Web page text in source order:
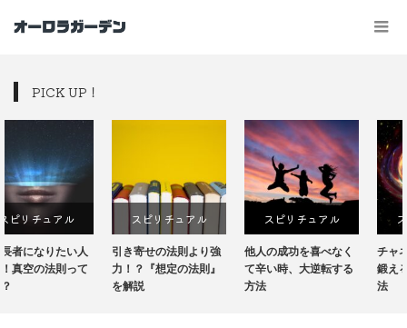
PICK UP！
スピリチュアル
引き寄せの法則より強
力！？『想定の法則』
スピリチュアル
他人の成功を喜べなく
て辛い時、大逆転する
スピリチュアル
チャネリングの能力を
鍛えるトレーニング方